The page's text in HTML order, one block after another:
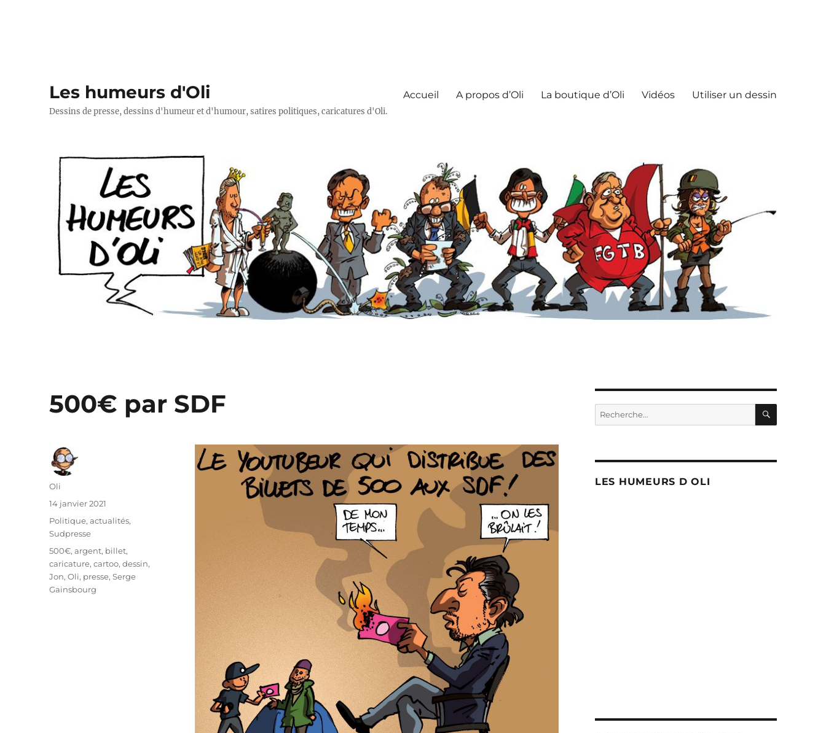
Les humeurs d'Oli
Dessins de presse, dessins d'humeur et d'humour, satires politiques, caricatures d'Oli.
Accueil A propos d’Oli La boutique d’Oli Vidéos Utiliser un dessin
500€ par SDF
Auteur
Oli
Publié
14 janvier 2021
Catégories
Politique, actualités,
Sudpresse
Étiquettes
500€,argent, billet,
caricature,cartoo,dessin,
Jon,Oli, presse,Serge
Gainsbourg
Recherche
pour :
LES HUMEURS D OLI